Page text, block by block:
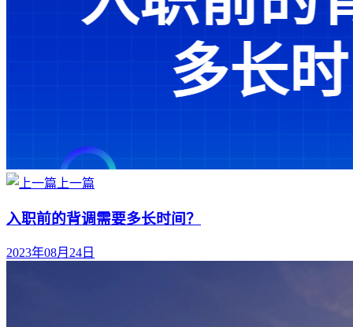
上一篇
入职前的背调需要多长时间？
2023年08月24日